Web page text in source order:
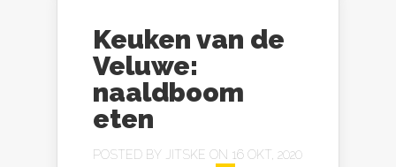
Keuken van de
Veluwe:
naaldboom
eten
POSTED BY JITSKE ON 16 OKT, 2020